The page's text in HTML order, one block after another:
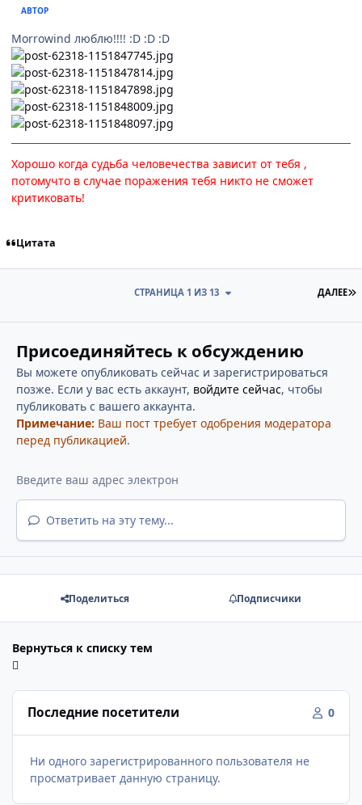
АВТОР
Morrowind люблю!!!! :D :D :D
Хорошо когда судьба человечества зависит от тебя ,
потомучто в случае поражения тебя никто не сможет
критиковать!
Цитата
ДАЛЕЕ
СТРАНИЦА 1 ИЗ 13
Присоединяйтесь к обсуждению
Вы можете опубликовать сейчас и зарегистрироваться
позже. Если у вас есть аккаунт, войдите сейчас, чтобы
публиковать с вашего аккаунта.
Примечание: Ваш пост требует одобрения модератора
перед публикацией.
Ответить на эту тему...
Поделиться Подписчики
Вернуться к списку тем
Последние посетители 0
Ни одного зарегистрированного пользователя не
просматривает данную страницу.